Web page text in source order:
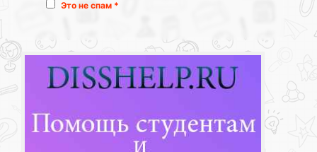
Это не спам *